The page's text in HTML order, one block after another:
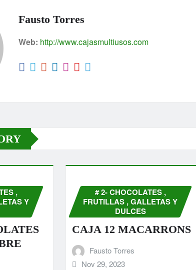
Fausto Torres
Web: http://www.cajasmultiusos.com
,
Y
# 2- CHOCOLATES ,
FRUTILLAS , GALLETAS Y
DULCES
CAJA 12 MACARRONS
Fausto Torres
Nov 29, 2023